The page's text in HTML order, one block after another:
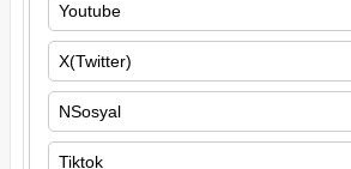
Youtube
X(Twitter)
NSosyal
Tiktok